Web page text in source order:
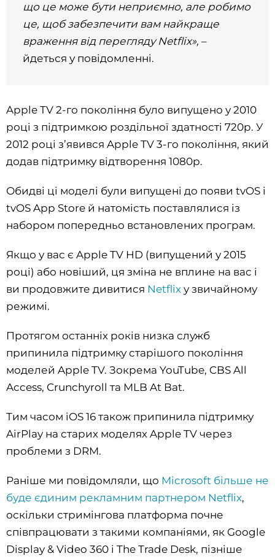
що це може бути неприємно, але робимо
це, щоб забезпечити вам найкраще
враження від перегляду Netflix», –
йдеться у повідомленні.
Apple TV 2-го покоління було випущено у 2010
році з підтримкою роздільної здатності 720p. У
2012 році з’явився Apple TV 3-го покоління, який
додав підтримку відтворення 1080p.
Обидві ці моделі були випущені до появи tvOS і
tvOS App Store й натомість поставлялися із
набором попередньо встановлених програм.
Якщо у вас є Apple TV HD (випущений у 2015
році) або новіший, ця зміна не вплине на вас і
ви продовжите дивитися Netflix у звичайному
режимі.
Протягом останніх років низка служб
припинила підтримку старішого покоління
моделей Apple TV. Зокрема YouTube, CBS All
Access, Crunchyroll та MLB At Bat.
Тим часом iOS 16 також припинила підтримку
AirPlay на старих моделях Apple TV через
проблеми з DRM.
Раніше ми повідомляли, що Microsoft більше не
буде єдиним рекламним партнером Netflix,
оскільки стримінгова платформа почне
співпрацювати з такими компаніями, як Google
Display & Video 360 і The Trade Desk, пізніше